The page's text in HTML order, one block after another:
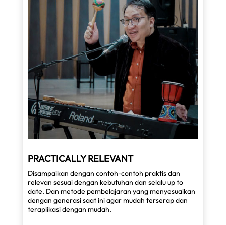
PRACTICALLY RELEVANT
Disampaikan dengan contoh-contoh praktis dan
relevan sesuai dengan kebutuhan dan selalu up to
date. Dan metode pembelajaran yang menyesuaikan
dengan generasi saat ini agar mudah terserap dan
teraplikasi dengan mudah.